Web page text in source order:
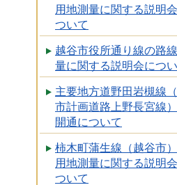
用地測量に関する説明
ついて
越谷市役所通り線の路
量に関する説明会につ
主要地方道野田岩槻線
市計画道路上野長宮線
開通について
柿木町蒲生線（越谷市
用地測量に関する説明
ついて